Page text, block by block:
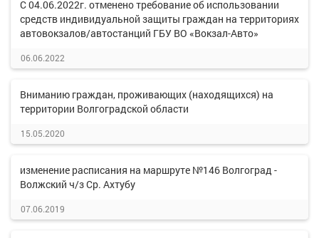
С 04.06.2022г. отменено требование об использовании
средств индивидуальной защиты граждан на территориях
автовокзалов/автостанций ГБУ ВО «Вокзал-Авто»
06.06.2022
Вниманию граждан, проживающих (находящихся) на
территории Волгоградской области
15.05.2020
изменение расписания на маршруте №146 Волгоград -
Волжский ч/з Ср. Ахтубу
07.06.2019